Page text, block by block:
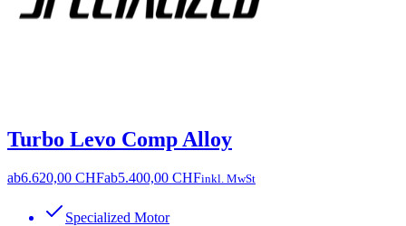
Turbo Levo Comp Alloy
ab6.620,00 CHFab5.400,00 CHFinkl. MwSt
Specialized Motor